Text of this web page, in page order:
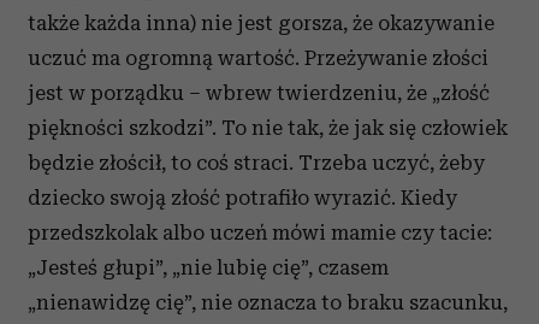
także każda inna) nie jest gorsza, że okazywanie
uczuć ma ogromną wartość. Przeżywanie złości
jest w porządku – wbrew twierdzeniu, że „złość
piękności szkodzi”. To nie tak, że jak się człowiek
będzie złościł, to coś straci. Trzeba uczyć, żeby
dziecko swoją złość potrafiło wyrazić. Kiedy
przedszkolak albo uczeń mówi mamie czy tacie:
„Jesteś głupi”, „nie lubię cię”, czasem
„nienawidzę cię”, nie oznacza to braku szacunku,